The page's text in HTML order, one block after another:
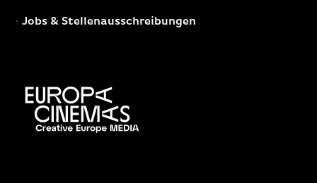
Jobs & Stellenausschreibungen